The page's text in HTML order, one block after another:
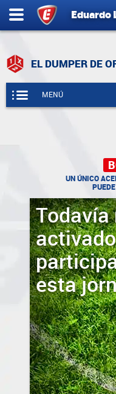
Eduardo
EL DUMPER DE
MENÚ
UN ÚNICO
Todavía
esta